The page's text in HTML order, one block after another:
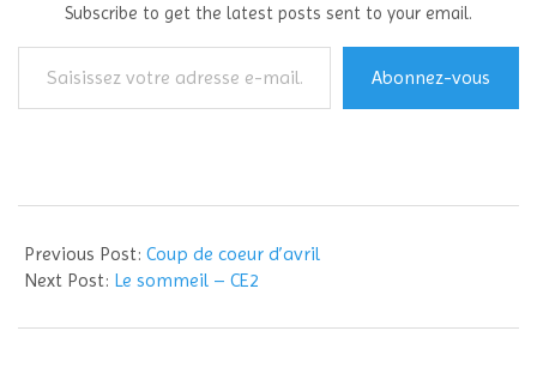
Subscribe to get the latest posts sent to your email.
votre
adresse
Abonnez-vous
04-
18
Previous Post: Coup de coeur d’avril
Next Post: Le sommeil – CE2